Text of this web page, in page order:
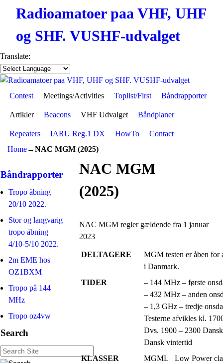
Radioamatoer paa VHF, UHF
og SHF. VUSHF-udvalget
Translate:
Skip to primary content
Skip to secondary content
Contest Meetings/Activities Toplist/First Båndrapporter
Artikler Beacons VHF Udvalget Båndplaner
Repeaters IARU Reg.1 DX HowTo
Contact
Home→NAC MGM (2025)
Båndrapporter
Tropo åbning
20/10 2022.
Stor og langvarig
tropo åbning
4/10-5/10 2022.
2m EME hos
OZ1BXM
Tropo på 144
MHz
Tropo oz4vw
Search
NAC MGM
(2025)
NAC MGM regler gældende fra 1 januar
2023
DELTAGERE
MGM testen er åben for
i Danmark.
TIDER
– 144 MHz – første
– 432 MHz – anden
– 1,3 GHz – tredje
Testerne afvikles kl.
Dvs. 1900 – 2300
Dansk vintertid
KLASSER
MGMLLow Power